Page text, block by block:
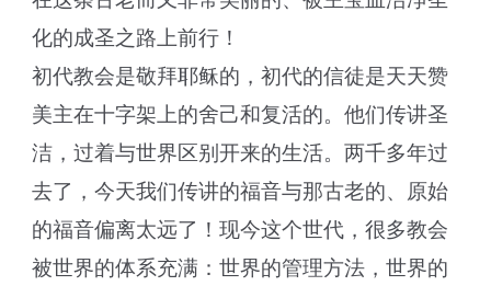
化的成圣之路上前行！
初代教会是敬拜耶稣的，初代的信徒是天天赞
美主在十字架上的舍己和复活的。他们传讲圣
洁，过着与世界区别开来的生活。两千多年过
去了，今天我们传讲的福音与那古老的、原始
的福音偏离太远了！现今这个世代，很多教会
被世界的体系充满：世界的管理方法，世界的